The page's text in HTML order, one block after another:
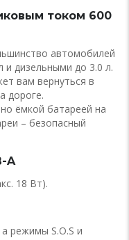
током 600
автомобилей
и дизельными до 3.0 л.
вам вернуться в
дороге.
ёмкой батареей на
– безопасный
A
18 Вт).
режимы S.O.S и